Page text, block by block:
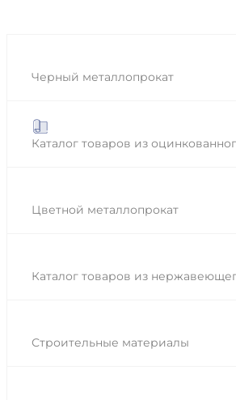
Черный металлопрокат
Каталог товаров из
Цветной металлопрокат
Каталог товаров из
Строительные материалы